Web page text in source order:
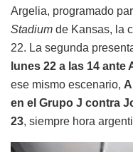
Argelia, programado
Stadium de Kansas, la
22. La segunda
lunes 22 a las 14
ese mismo escenario,
en el Grupo J contra
23, siempre hora